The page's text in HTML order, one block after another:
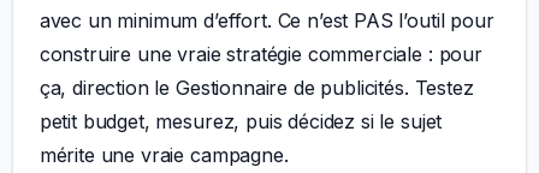
avec un minimum d’effort. Ce n’est PAS l’outil pour
construire une vraie stratégie commerciale : pour
ça, direction le Gestionnaire de publicités. Testez
petit budget, mesurez, puis décidez si le sujet
mérite une vraie campagne.